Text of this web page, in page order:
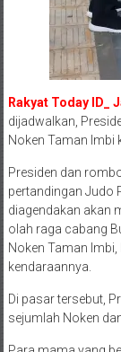
Rakyat Today ID_
dijadwalkan,
Noken Taman Imbi
Presiden dan
pertandingan Judo
diagendakan akan
olah raga cabang
Noken Taman
kendaraannya.
Di pasar tersebut,
sejumlah Noken